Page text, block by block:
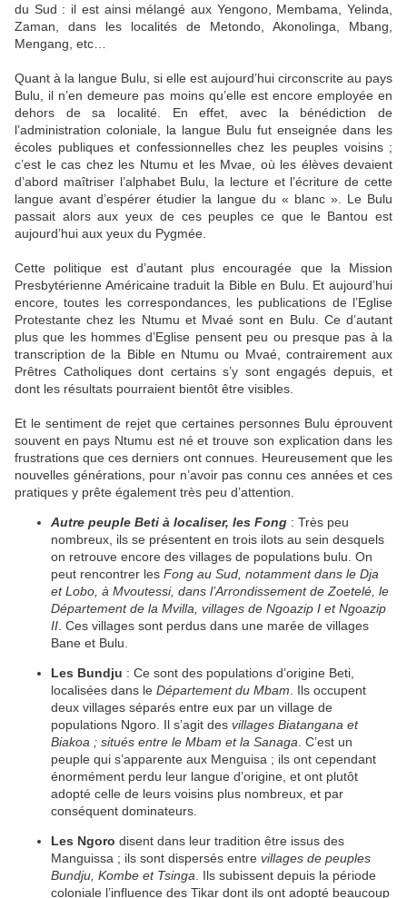
du Sud : il est ainsi mélangé aux Yengono, Membama, Yelinda,
Zaman, dans les localités de Metondo, Akonolinga, Mbang,
Mengang, etc…
Quant à la langue Bulu, si elle est aujourd’hui circonscrite au pays
Bulu, il n’en demeure pas moins qu’elle est encore employée en
dehors de sa localité. En effet, avec la bénédiction de
l’administration coloniale, la langue Bulu fut enseignée dans les
écoles publiques et confessionnelles chez les peuples voisins ;
c’est le cas chez les Ntumu et les Mvae, où les élèves devaient
d’abord maîtriser l’alphabet Bulu, la lecture et l’écriture de cette
langue avant d’espérer étudier la langue du « blanc ». Le Bulu
passait alors aux yeux de ces peuples ce que le Bantou est
aujourd’hui aux yeux du Pygmée.
Cette politique est d’autant plus encouragée que la Mission
Presbytérienne Américaine traduit la Bible en Bulu. Et aujourd’hui
encore, toutes les correspondances, les publications de l’Eglise
Protestante chez les Ntumu et Mvaé sont en Bulu. Ce d’autant
plus que les hommes d’Eglise pensent peu ou presque pas à la
transcription de la Bible en Ntumu ou Mvaé, contrairement aux
Prêtres Catholiques dont certains s’y sont engagés depuis, et
dont les résultats pourraient bientôt être visibles.
Et le sentiment de rejet que certaines personnes Bulu éprouvent
souvent en pays Ntumu est né et trouve son explication dans les
frustrations que ces derniers ont connues. Heureusement que les
nouvelles générations, pour n’avoir pas connu ces années et ces
pratiques y prête également très peu d’attention.
Autre peuple Beti à localiser, les Fong : Très peu
nombreux, ils se présentent en trois ilots au sein desquels
on retrouve encore des villages de populations bulu. On
peut rencontrer les Fong au Sud, notamment dans le Dja
et Lobo, à Mvoutessi, dans l’Arrondissement de Zoetelé, le
Département de la Mvilla, villages de Ngoazip I et Ngoazip
II . Ces villages sont perdus dans une marée de villages
Bane et Bulu.
Les Bundju : Ce sont des populations d’origine Beti,
localisées dans le Département du Mbam . Ils occupent
deux villages séparés entre eux par un village de
populations Ngoro. Il s’agit des villages Biatangana et
Biakoa ; situés entre le Mbam et la Sanaga . C’est un
peuple qui s’apparente aux Menguisa ; ils ont cependant
énormément perdu leur langue d’origine, et ont plutôt
adopté celle de leurs voisins plus nombreux, et par
conséquent dominateurs.
Les Ngoro disent dans leur tradition être issus des
Manguissa ; ils sont dispersés entre villages de peuples
Bundju, Kombe et Tsinga . Ils subissent depuis la période
coloniale l’influence des Tikar dont ils ont adopté beaucoup